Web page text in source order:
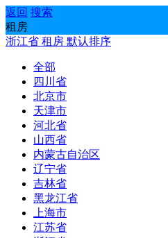
返回 搜索
租房
浙江省 租房 默认排序
全部
四川省
北京市
天津市
河北省
山西省
内蒙古自治区
辽宁省
吉林省
黑龙江省
上海市
江苏省